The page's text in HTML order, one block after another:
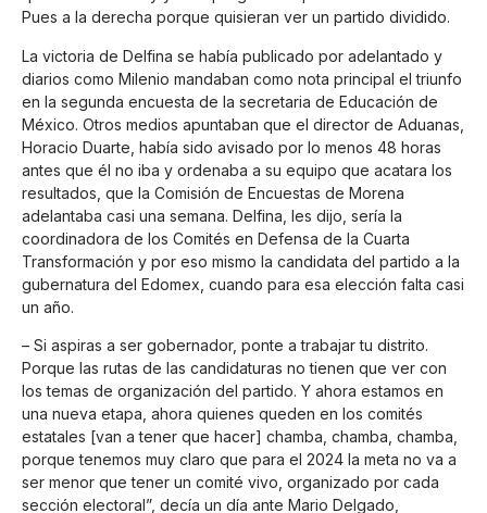
Pues a la derecha porque quisieran ver un partido dividido.
La victoria de Delfina se había publicado por adelantado y
diarios como Milenio mandaban como nota principal el triunfo
en la segunda encuesta de la secretaria de Educación de
México. Otros medios apuntaban que el director de Aduanas,
Horacio Duarte, había sido avisado por lo menos 48 horas
antes que él no iba y ordenaba a su equipo que acatara los
resultados, que la Comisión de Encuestas de Morena
adelantaba casi una semana. Delfina, les dijo, sería la
coordinadora de los Comités en Defensa de la Cuarta
Transformación y por eso mismo la candidata del partido a la
gubernatura del Edomex, cuando para esa elección falta casi
un año.
– Si aspiras a ser gobernador, ponte a trabajar tu distrito.
Porque las rutas de las candidaturas no tienen que ver con
los temas de organización del partido. Y ahora estamos en
una nueva etapa, ahora quienes queden en los comités
estatales [van a tener que hacer] chamba, chamba, chamba,
porque tenemos muy claro que para el 2024 la meta no va a
ser menor que tener un comité vivo, organizado por cada
sección electoral”, decía un día ante Mario Delgado,